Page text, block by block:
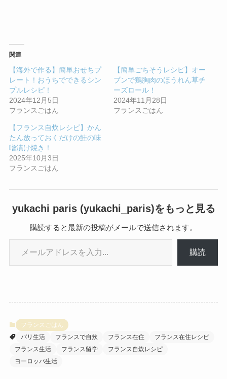
関連
【海外で作る】簡単おせちプ
レート！おうちでできるシン
プルレシピ！
2024年12月5日
フランスごはん
【簡単ごちそうレシピ】オー
ブンで鶏胸肉のほうれん草チ
ーズロール！
2024年11月28日
フランスごはん
【フランス自炊レシピ】かん
たん放っておくだけの鮭の味
噌漬け焼き！
2025年10月3日
フランスごはん
yukachi paris (yukachi_paris)をもっと見る
購読すると最新の投稿がメールで送信されます。
メールアドレスを入力...
購読
フランスごはん
パリ生活
フランスで自炊 フランス在住
フランス在住レシピ
フランス生活
フランス留学
フランス自炊レシピ
ヨーロッパ生活